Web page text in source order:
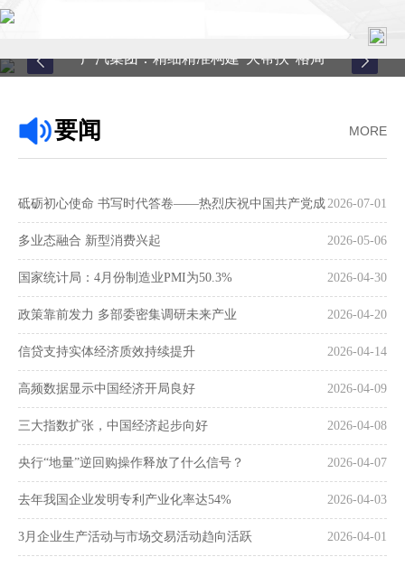
关于中心
县域服务
案例中心
联系我们
在线留言
广汽集团：精细精准构建“大帮扶”格局
MORE
要闻
2026-07-01
砥砺初心使命 书写时代答卷——热烈庆祝中国共产党成
立105周年 2026-05-06
多业态融合 新型消费兴起
2026-04-30
国家统计局：4月份制造业PMI为50.3%
2026-04-20
政策靠前发力 多部委密集调研未来产业
2026-04-14
信贷支持实体经济质效持续提升
2026-04-09
高频数据显示中国经济开局良好
2026-04-08
三大指数扩张，中国经济起步向好
2026-04-07
央行“地量”逆回购操作释放了什么信号？
2026-04-03
去年我国企业发明专利产业化率达54%
2026-04-01
3月企业生产活动与市场交易活动趋向活跃